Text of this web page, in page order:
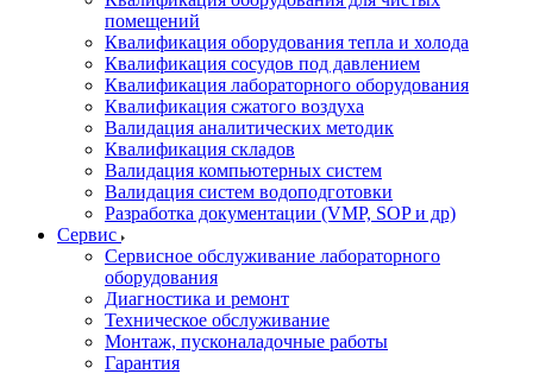
помещений
Квалификация оборудования тепла и холода
Квалификация сосудов под давлением
Квалификация лабораторного оборудования
Квалификация сжатого воздуха
Валидация аналитических методик
Квалификация складов
Валидация компьютерных систем
Валидация систем водоподготовки
Разработка документации (VMP, SOP и др)
Cервис
Сервисное обслуживание лабораторного
оборудования
Диагностика и ремонт
Техническое обслуживание
Монтаж, пусконаладочные работы
Гарантия